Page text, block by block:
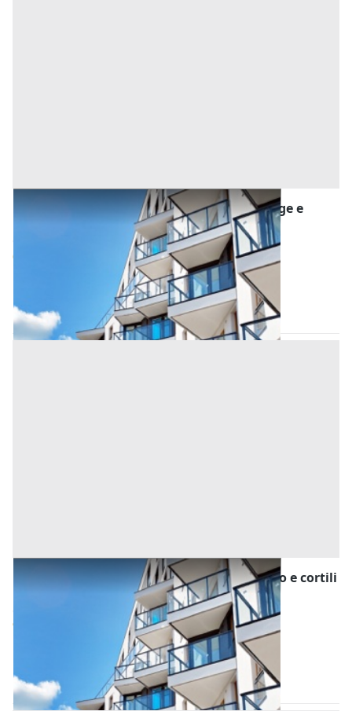
Asta Appartamento su due livelli con garage e
Maserà di Padova (Padova)
63.000 € 84.000 €
0881f1be
Asta chiusa
Asta Appartamento con garage, posto auto e cortili
(Padova)
92.250 € 123.000 €
29d3bf4f
Asta chiusa